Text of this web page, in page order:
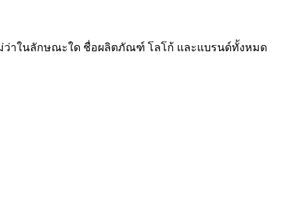
ไม่ว่าในลักษณะใด ชื่อผลิตภัณฑ์ โลโก้ และแบรนด์ทั้งหมด